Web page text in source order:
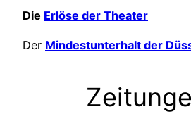
Die Erlöse der Theater
Der Mindestunterhalt der